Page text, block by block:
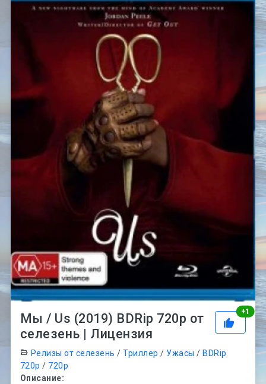
+1
Мы / Us (2019) BDRip 720p от
селезень | Лицензия
Релизы от селезень /Триллер / Ужасы / BDRip
720p / 720p
Описание: